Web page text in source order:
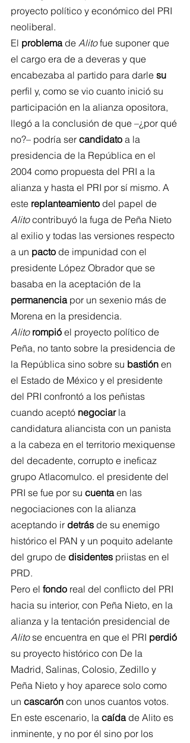
proyecto político y económico del PRI
neoliberal.
El problema de Alito fue suponer que
el cargo era de a deveras y que
encabezaba al partido para darle su
perfil y, como se vio cuanto inició su
participación en la alianza opositora,
llegó a la conclusión de que –¿por qué
no?– podría ser candidato a la
presidencia de la República en el
2004 como propuesta del PRI a la
alianza y hasta el PRI por sí mismo. A
este replanteamiento del papel de
Alito contribuyó la fuga de Peña Nieto
al exilio y todas las versiones respecto
a un pacto de impunidad con el
presidente López Obrador que se
basaba en la aceptación de la
permanencia por un sexenio más de
Morena en la presidencia.
Alito rompió el proyecto político de
Peña, no tanto sobre la presidencia de
la República sino sobre su bastión en
el Estado de México y el presidente
del PRI confrontó a los peñistas
cuando aceptó negociar la
candidatura aliancista con un panista
a la cabeza en el territorio mexiquense
del decadente, corrupto e ineficaz
grupo Atlacomulco. el presidente del
PRI se fue por su cuenta en las
negociaciones con la alianza
aceptando ir detrás de su enemigo
histórico el PAN y un poquito adelante
del grupo de disidentes priistas en el
PRD.
Pero el fondo real del conflicto del PRI
hacia su interior, con Peña Nieto, en la
alianza y la tentación presidencial de
Alito se encuentra en que el PRI perdió
su proyecto histórico con De la
Madrid, Salinas, Colosio, Zedillo y
Peña Nieto y hoy aparece solo como
un cascarón con unos cuantos votos.
En este escenario, la caída de Alito es
inminente, y no por él sino por los